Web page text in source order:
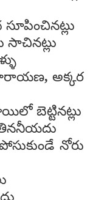
సాచినట్లు
అక్కర
బెట్టినట్లు
నోరు